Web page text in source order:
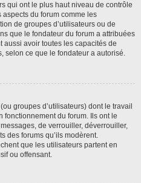
qui ont le plus haut niveau de contrôle
aspects du forum comme les
de groupes d’utilisateurs ou de
que le fondateur du forum a attribuées
aussi avoir toutes les capacités de
selon ce que le fondateur a autorisé.
groupes d’utilisateurs) dont le travail
fonctionnement du forum. Ils ont le
de verrouiller, déverrouiller,
des forums qu’ils modèrent.
que les utilisateurs partent en
ou offensant.